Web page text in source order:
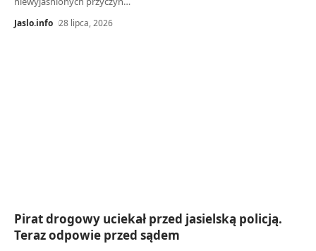
Jaslo.info 28 lipca, 2026
Pirat drogowy uciekał przed jasielską policją.
Teraz odpowie przed sądem